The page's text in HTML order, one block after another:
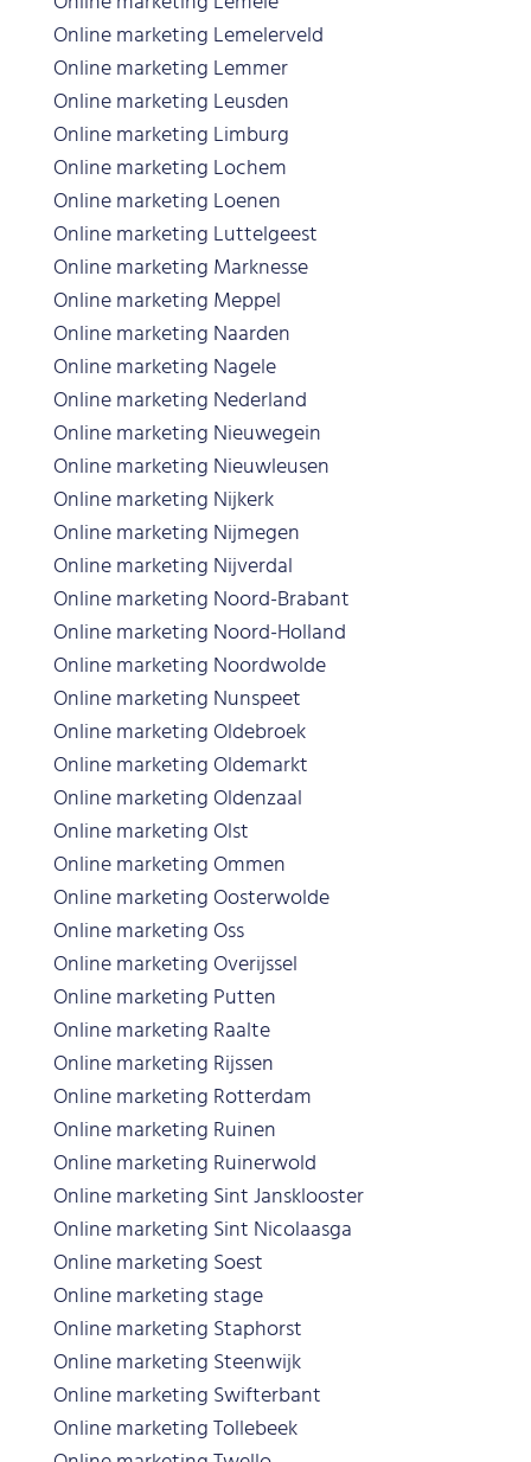
Online marketing Lemelerveld
Online marketing Lemmer
Online marketing Leusden
Online marketing Limburg
Online marketing Lochem
Online marketing Loenen
Online marketing Luttelgeest
Online marketing Marknesse
Online marketing Meppel
Online marketing Naarden
Online marketing Nagele
Online marketing Nederland
Online marketing Nieuwegein
Online marketing Nieuwleusen
Online marketing Nijkerk
Online marketing Nijmegen
Online marketing Nijverdal
Online marketing Noord-Brabant
Online marketing Noord-Holland
Online marketing Noordwolde
Online marketing Nunspeet
Online marketing Oldebroek
Online marketing Oldemarkt
Online marketing Oldenzaal
Online marketing Olst
Online marketing Ommen
Online marketing Oosterwolde
Online marketing Oss
Online marketing Overijssel
Online marketing Putten
Online marketing Raalte
Online marketing Rijssen
Online marketing Rotterdam
Online marketing Ruinen
Online marketing Ruinerwold
Online marketing Sint Jansklooster
Online marketing Sint Nicolaasga
Online marketing Soest
Online marketing stage
Online marketing Staphorst
Online marketing Steenwijk
Online marketing Swifterbant
Online marketing Tollebeek